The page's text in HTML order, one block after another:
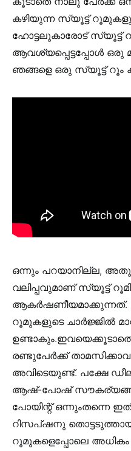
കഴിയുന്ന സ്യൂട്ട്
ഹോട്ടലുകാരോട് സ്യൂട്ട്
ആവശ്യപ്പെട്ടപ്പോൾ ഒരു
ഞങ്ങളെ ഒരു സ്യൂട്ട് റൂം
ഒന്നും പറയാനില്ല,
വലിപ്പവുമാണ് സ്യൂട്ട്
റൂമുകളുടെ ചാർജ്ജിൽ
രണ്ടുപേർക്ക്
അവിടെയുണ്ട്. പക്ഷേ
ആഷ്-പോഷ്
പോയിന്റ് ഒന്നുംതന്നെ
റിസപ്‌ഷനു
റൂമുകളെപ്പോലെ